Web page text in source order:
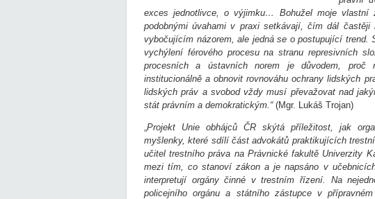
exces jednotlivce, o výjimku… Bohužel moje
podobnými úvahami v praxi setkávají, čím dál
vybočujícím názorem, ale jedná se o postupující trend.
vychýlení férového procesu na stranu represivních
procesních a ústavních norem je důvodem, proč
institucionálně a obnovit rovnováhu ochrany lidských
lidských práv a svobod vždy musí převažovat nad
stát právním a demokratickým.“(Mgr. Lukáš Trojan)
Projekt Unie obhájců ČR skýtá příležitost, jak
myšlenky, které sdílí část advokátů praktikujících
učitel trestního práva na Právnické fakultě Univerzity
mezi tím, co stanoví zákon a je napsáno v
interpretují orgány činné v trestním řízení. Na
policejního orgánu a státního zástupce v